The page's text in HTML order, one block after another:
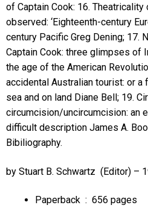
of Captain Cook: 16.
observed: ‘Eighteenth-century
century Pacific Greg Dening; 17.
Captain Cook: three glimpses of
the age of the American
accidental Australian tourist: or
sea and on land Diane Bell; 19.
circumcision/uncircumcision: an
difficult description James A.
Bibiliography.
by Stuart B. Schwartz (Editor) –
Paperback ‏ : ‎ 656 pages